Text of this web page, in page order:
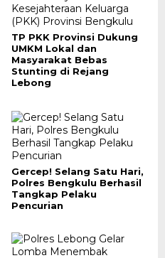
TP PKK Provinsi Dukung
UMKM Lokal dan
Masyarakat Bebas
Stunting di Rejang
Lebong
Gercep! Selang Satu Hari,
Polres Bengkulu Berhasil
Tangkap Pelaku
Pencurian